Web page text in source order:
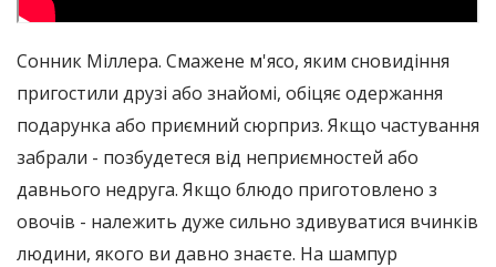
Сонник Міллера. Смажене м'ясо, яким сновидіння
пригостили друзі або знайомі, обіцяє одержання
подарунка або приємний сюрприз. Якщо частування
забрали - позбудетеся від неприємностей або
давнього недруга. Якщо блюдо приготовлено з
овочів - належить дуже сильно здивуватися вчинків
людини, якого ви давно знаєте. На шампур